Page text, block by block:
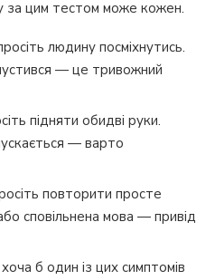
за цим тестом може кожен.
людину посміхнутись.
— це тривожний
підняти обидві руки.
— варто
повторити просте
сповільнена мова — привід
б один із цих симптомів